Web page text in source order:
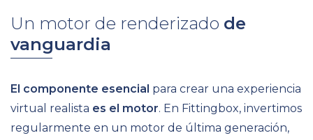
Un motor de renderizado de
vanguardia
El componente esencial para crear una experiencia
virtual realista es el motor. En Fittingbox, invertimos
regularmente en un motor de última generación,